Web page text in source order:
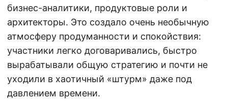
бизнес-аналитики, продуктовые роли и
архитекторы. Это создало очень необычную
атмосферу продуманности и спокойствия:
участники легко договаривались, быстро
вырабатывали общую стратегию и почти не
уходили в хаотичный «штурм» даже под
давлением времени.